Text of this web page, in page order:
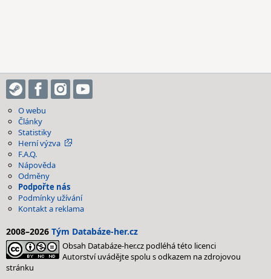
O webu
Články
Statistiky
Herní výzva
F.A.Q.
Nápověda
Odměny
Podpořte nás
Podmínky užívání
Kontakt a reklama
2008–2026 Tým Databáze-her.cz
Obsah Databáze-her.cz podléhá této licenci
Autorství uvádějte spolu s odkazem na zdrojovou
stránku